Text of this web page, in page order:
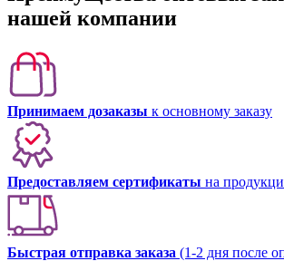
нашей компании
Принимаем дозаказы к основному заказу
Предоставляем сертификаты на
Быстрая отправка заказа (1-2 дня после